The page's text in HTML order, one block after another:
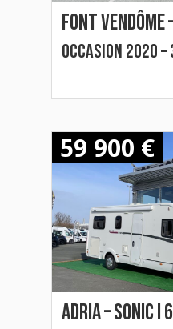
Font vendôme
Occasion 2020 –
59 900 €
Adria – SONIC I